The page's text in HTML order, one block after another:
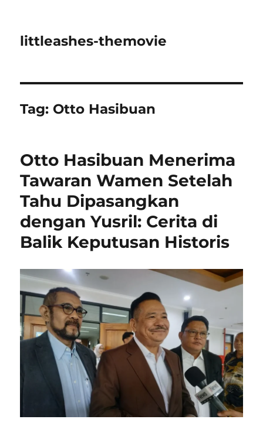
littleashes-themovie
Tag: Otto Hasibuan
Otto Hasibuan Menerima
Tawaran Wamen Setelah
Tahu Dipasangkan
dengan Yusril: Cerita di
Balik Keputusan Historis